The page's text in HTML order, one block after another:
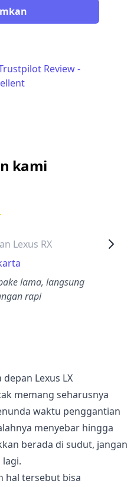
kami
bintang lima
Lexus RX
lama, langsung
rapi
Lexus LX
memang seharusnya
waktu penggantian
menyebar hingga
berada di sudut, jangan
hal tersebut bisa